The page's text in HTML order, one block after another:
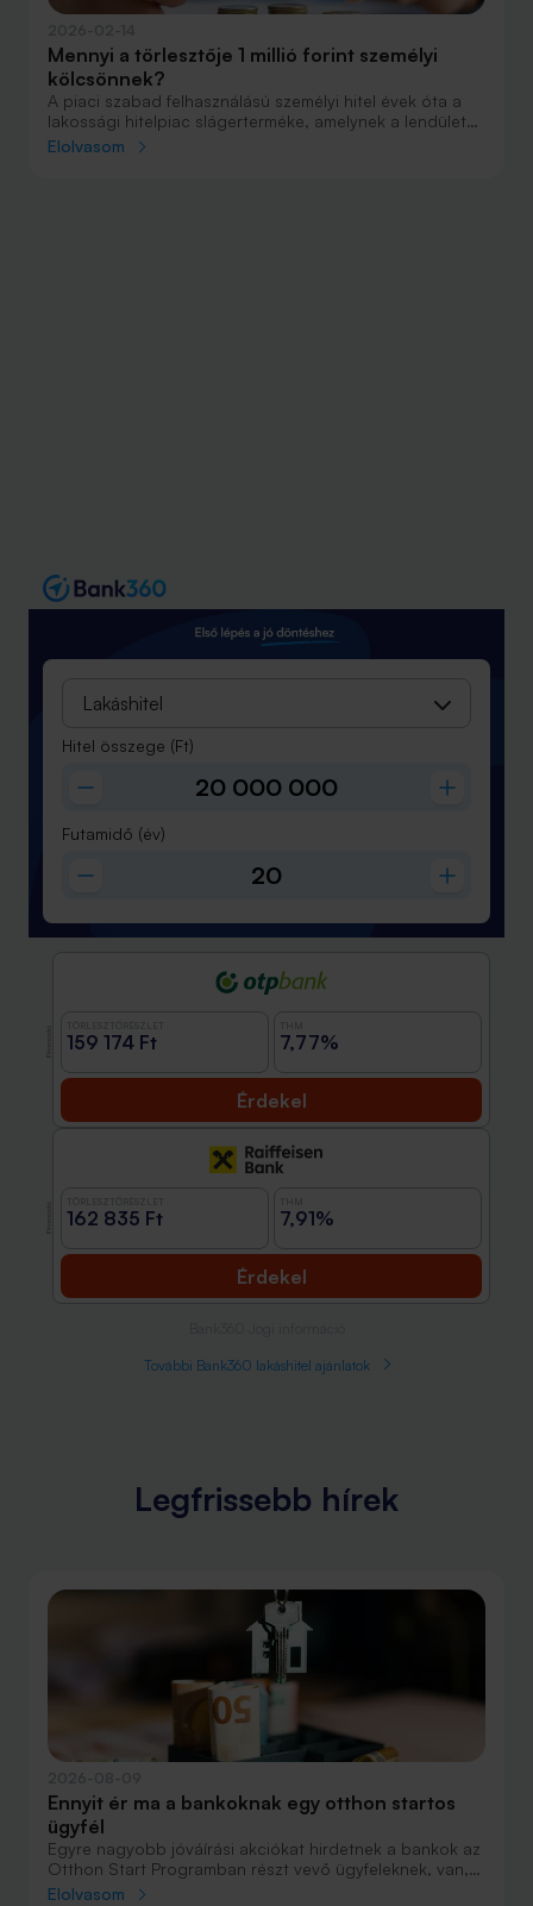
Mennyi a törlesztője 1 millió forint személyi
kölcsönnek?
A piaci szabad felhasználású személyi hitel évek óta a
lakossági hitelpiac slágerterméke, amelynek a lendületét
az elmúlt években bevezetett állami támogatások sem
Elolvasom
Lakáshitel
Hitel összege (Ft)
Futamidő (év)
159 174 Ft 7,77%
Érdekel
162 835 Ft 7,91%
Érdekel
További Bank360 lakáshitel ajánlatok
Legfrissebb hírek
Ennyit ér ma a bankoknak egy otthon startos
ügyfél
Egyre nagyobb jóváírási akciókat hirdetnek a bankok az
Otthon Start Programban részt vevő ügyfeleknek, van,
ahol összesen akár félmillió forint jóváírást is össze lehet
Elolvasom